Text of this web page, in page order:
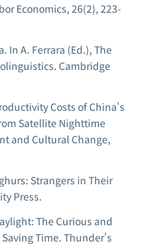
Economics, 26(2), 223-
In A. Ferrara (Ed.), The
. Cambridge
Costs of China's
Satellite Nighttime
and Cultural Change,
Strangers in Their
Press.
The Curious and
Time. Thunder's